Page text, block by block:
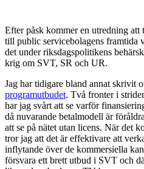
Efter påsk kommer en utredning
till public servicebolagens framtida
det under riksdagspolitikens
krig om SVT, SR och UR.
Jag har tidigare bland annat skrivit
programutbudet. Två fronter i
har jag svårt att se varför
då nuvarande betalmodell är
att se på nätet utan licens. När det
tror jag att det är effektivare att
inflytande över de kommersiella
försvara ett brett utbud i SVT och